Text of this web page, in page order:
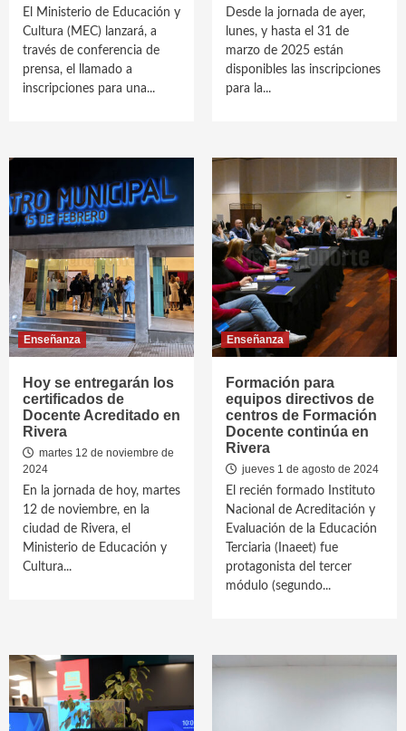
El Ministerio de Educación y
Cultura (MEC) lanzará, a
través de conferencia de
prensa, el llamado a
inscripciones para una...
Desde la jornada de ayer,
lunes, y hasta el 31 de
marzo de 2025 están
disponibles las inscripciones
para la...
Enseñanza
Hoy se entregarán los
certificados de
Docente Acreditado en
Rivera
martes 12 de noviembre de
2024
En la jornada de hoy, martes
12 de noviembre, en la
ciudad de Rivera, el
Ministerio de Educación y
Cultura...
Enseñanza
Formación para
equipos directivos de
centros de Formación
Docente continúa en
Rivera
jueves 1 de agosto de 2024
El recién formado Instituto
Nacional de Acreditación y
Evaluación de la Educación
Terciaria (Inaeet) fue
protagonista del tercer
módulo (segundo...